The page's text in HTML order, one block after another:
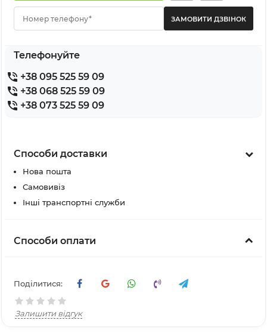
Номер телефону*
Телефонуйте
+38 095 525 59 09
+38 068 525 59 09
+38 073 525 59 09
Способи доставки
Нова пошта
Самовивіз
Інші транспортні служби
Способи оплати
Поділитися:
Залишити відгук